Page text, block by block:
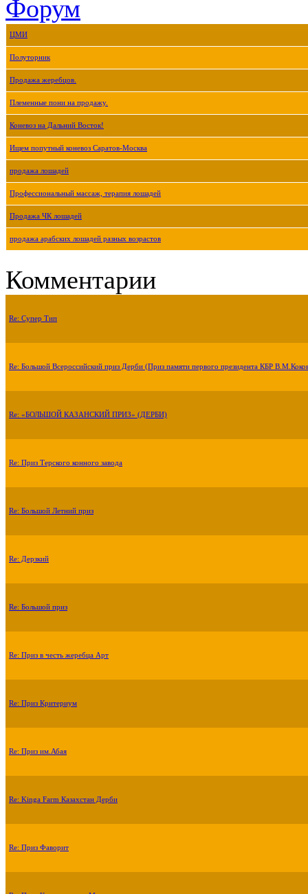
Форум
ЦМИ
Полуторник
Продажа жеребцов.
Племенные пони на продажу.
Коневоз на Дальний Восток!
Ищем попутный коневоз Саратов-Москва
продажа лошадей
Профессиональный массаж, терапия лошадей
Продажа ЧК лошадей
продажа арабских лошадей разных возрастов
Комментарии
Re: Супер Тип
Re: Большой Всероссийский приз Дерби (Приз памяти первого президента КБР
Re: «БОЛЬШОЙ КАЗАНСКИЙ ПРИЗ» (ДЕРБИ)
Re: Приз Терского конного завода
Re: Большой Летний приз
Re: Дерзкий
Re: Большой приз
Re: Приз в честь жеребца Арт
Re: Приз Критериум
Re: Приз им.Абая
Re: Kinga Farm Казахстан Дерби
Re: Приз Фаворит